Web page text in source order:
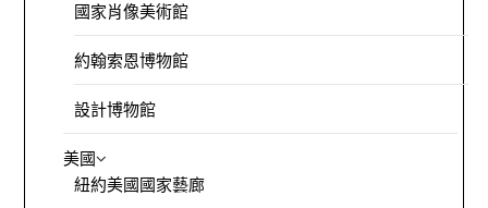
國家肖像美術館
約翰索恩博物館
設計博物館
美國
紐約美國國家藝廊